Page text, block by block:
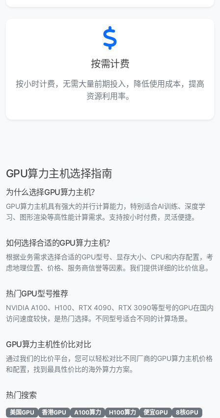
按需计费
按小时计费，无需大量前期投入，降低使用成本，提高
资源利用率。
GPU算力主机选择指南
为什么选择GPU算力主机？
GPU算力主机具有强大的并行计算能力，特别适合AI训练、深度学
习、图形渲染等高性能计算需求。支持按小时付费，灵活便捷。
如何选择合适的GPU算力主机？
根据业务需求选择合适的GPU型号、显存大小、CPU和内存配置，考
虑地理位置、价格、服务商信誉等因素。我们提供详细的比价信息。
热门GPU型号推荐
NVIDIA A100、H100、RTX 4090、RTX 3090等型号的GPU在国内
访问速度较快，是热门选择。不同型号适合不同的计算场景。
GPU算力主机性价比对比
通过我们的比价平台，您可以轻松对比不同厂商的GPU算力主机价格
和配置，找到最具性价比的海外算力方案。
热门搜索
美国GPU 香港GPU A100算力 H100算力 便宜GPU 8核GPU